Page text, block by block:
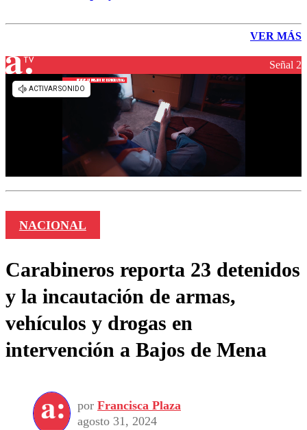
VER MÁS
Señal 2
NACIONAL
Carabineros reporta 23 detenidos
y la incautación de armas,
vehículos y drogas en
intervención a Bajos de Mena
por Francisca Plaza
agosto 31, 2024